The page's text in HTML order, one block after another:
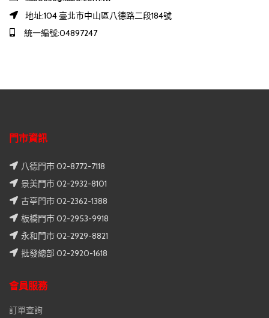
地址:104 臺北市中山區八德路二段184號
統一編號:04897247
門市資訊
八德門市 02-8772-7118
景美門市 02-2932-8101
古亭門市 02-2362-1388
板橋門市 02-2953-9918
永和門市 02-2929-8821
批發總部 02-2920-1618
會員服務
訂單查詢